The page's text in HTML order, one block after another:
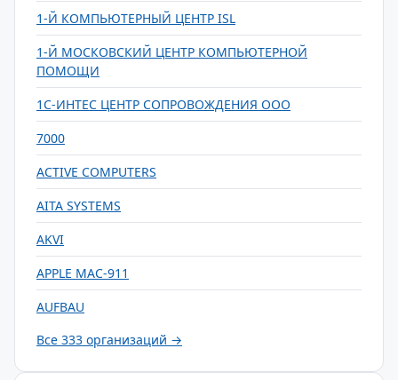
1-Й КОМПЬЮТЕРНЫЙ ЦЕНТР ISL
1-Й МОСКОВСКИЙ ЦЕНТР КОМПЬЮТЕРНОЙ
ПОМОЩИ
1С-ИНТЕС ЦЕНТР СОПРОВОЖДЕНИЯ ООО
7000
ACTIVE COMPUTERS
AITA SYSTEMS
AKVI
APPLE MAC-911
AUFBAU
Все 333 организаций →